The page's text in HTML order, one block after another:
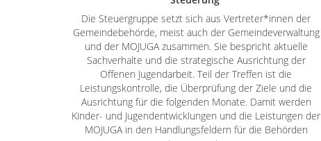
Die Steuergruppe setzt sich aus Vertreter*innen der
Gemeindebehörde, meist auch der Gemeindeverwaltung
und der MOJUGA zusammen. Sie bespricht aktuelle
Sachverhalte und die strategische Ausrichtung der
Offenen Jugendarbeit. Teil der Treffen ist die
Leistungskontrolle, die Überprüfung der Ziele und die
Ausrichtung für die folgenden Monate. Damit werden
Kinder- und Jugendentwicklungen und die Leistungen der
MOJUGA in den Handlungsfeldern für die Behörden